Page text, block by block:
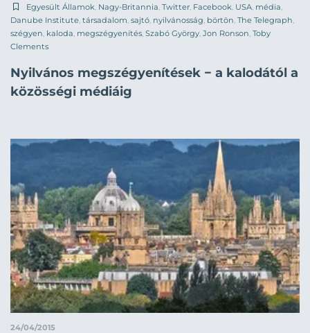
Egyesült Államok, Nagy-Britannia, Twitter, Facebook, USA, média,
Danube Institute, társadalom, sajtó, nyilvánosság, börtön, The Telegraph,
szégyen, kaloda, megszégyenítés, Szabó György, Jon Ronson, Toby
Clements
Nyilvános megszégyenítések − a kalodától a
közösségi médiáig
24/04/2015